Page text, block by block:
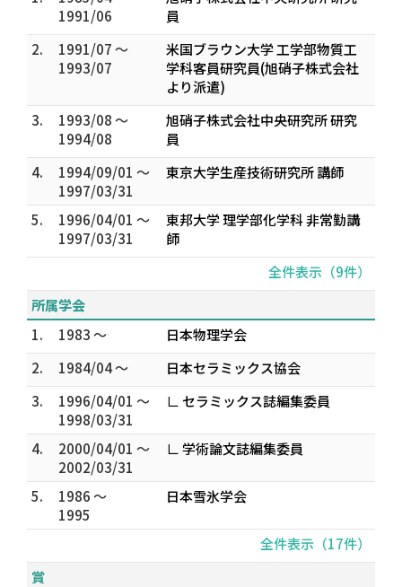
1991/06
員
2.
1991/07 ～
1993/07
米国ブラウン大学 工学部物質工
学科客員研究員(旭硝子株式会社
より派遣)
3.
1993/08 ～
1994/08
旭硝子株式会社中央研究所 研究
員
4.
1994/09/01 ～
1997/03/31
東京大学生産技術研究所 講師
5.
1996/04/01 ～
1997/03/31
東邦大学 理学部化学科 非常勤講
師
全件表示（9件）
所属学会
1.
1983 ～
日本物理学会
2.
1984/04 ～
日本セラミックス協会
3.
1996/04/01 ～
1998/03/31
∟ セラミックス誌編集委員
4.
2000/04/01 ～
2002/03/31
∟ 学術論文誌編集委員
5.
1986 ～
1995
日本雪氷学会
全件表示（17件）
賞